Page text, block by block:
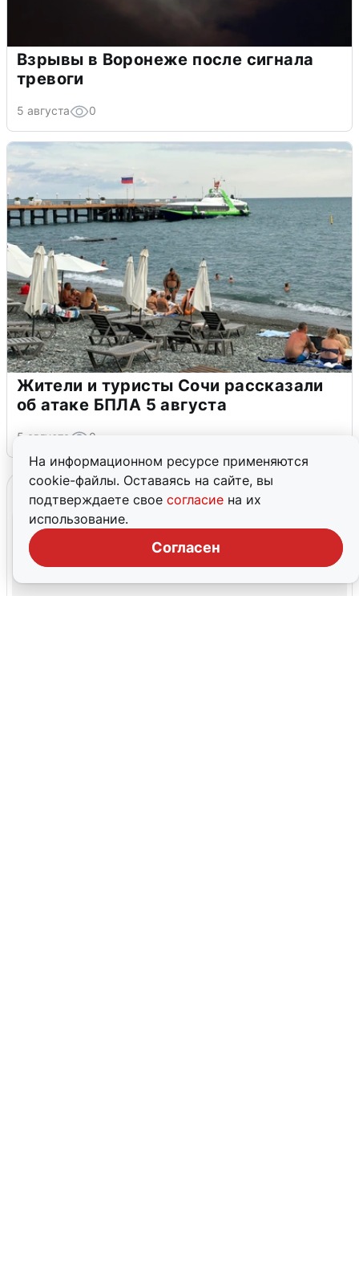
На информационном ресурсе применяются
cookie-файлы. Оставаясь на сайте, вы
подтверждаете свое согласие на их
использование.
Согласен
Взрывы в Воронеже после сигнала
тревоги
5 августа 0
Жители и туристы Сочи рассказали
об атаке БПЛА 5 августа
5 августа 0